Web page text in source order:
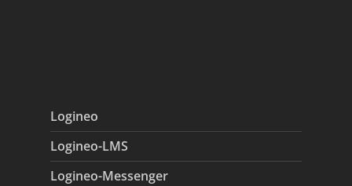
Logineo
Logineo-LMS
Logineo-Messenger